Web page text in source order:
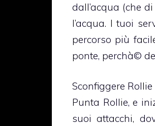
dall’acqua (che
l’acqua. I tuoi
percorso più
ponte, perchà©
Sconfiggere Rollie
Punta Rollie, e
suoi attacchi,